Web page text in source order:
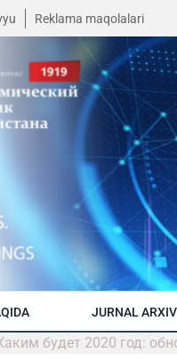
Reklama maqolalari
JURNAL
будет 2020 год: